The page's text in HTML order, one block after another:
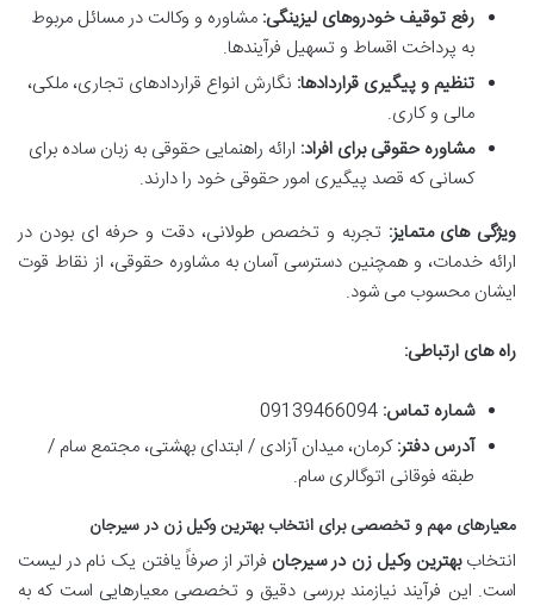
رفع توقیف خودروهای لیزینگی: مشاوره و وکالت در مسائل مربوط
به پرداخت اقساط و تسهیل فرآیندها.
تنظیم و پیگیری قراردادها: نگارش انواع قراردادهای تجاری، ملکی،
مالی و کاری.
مشاوره حقوقی برای افراد: ارائه راهنمایی حقوقی به زبان ساده برای
کسانی که قصد پیگیری امور حقوقی خود را دارند.
ویژگی های متمایز: تجربه و تخصص طولانی، دقت و حرفه ای بودن در
ارائه خدمات، و همچنین دسترسی آسان به مشاوره حقوقی، از نقاط قوت
ایشان محسوب می شود.
راه های ارتباطی:
شماره تماس:
آدرس دفتر:کرمان، میدان آزادی / ابتدای بهشتی، مجتمع سام /
طبقه فوقانی اتوگالری سام.
معیارهای مهم و تخصصی برای انتخاب بهترین وکیل زن در سیرجان
انتخاببهترین وکیل زن در سیرجان فراتر از صرفاً یافتن یک نام در لیست
است. این فرآیند نیازمند بررسی دقیق و تخصصی معیارهایی است که به